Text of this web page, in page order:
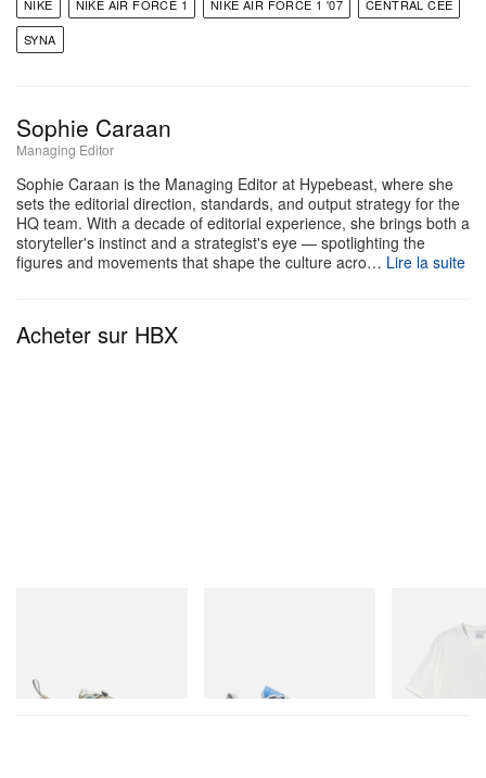
contemporain et héritage athlétique classique.
NIKE NIKE AIR FORCE 1 NIKE AIR FORCE 1 '07
CENTRAL CEE
SYNA
Sophie Caraan
Managing Editor
Sophie Caraan is the Managing Editor at Hypebeast, where she
sets the editorial direction, standards, and output strategy for the
HQ team. With a decade of editorial experience, she brings both a
storyteller's instinct and a strategist's eye — spotlighting the
figures and movements that shape the culture acro… Lire la suite
Acheter sur HBX
Acheter maintenant